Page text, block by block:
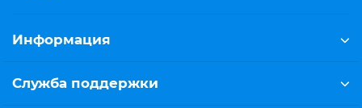
Информация
Служба поддержки